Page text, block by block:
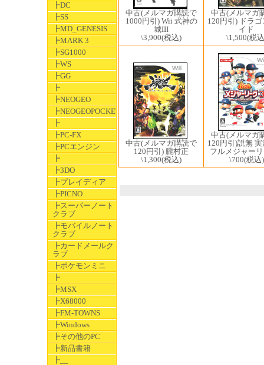
┣DC
┣SS
┣MD_GENESIS
┣MARK 3
┣SG1000
┣WS
┣GG
┣
┣NEOGEO
┣NEOGEOPOCKET
┣
┣PC-FX
┣PCエンジン
┣
┣3DO
┣プレイディア
┣PICNO
┣スーパーノート
クラブ
┣モバイルノート
クラブ
┣カードメールク
ラブ
┣ポケモンミニ
┣
┣MSX
┣X68000
┣FM-TOWNS
┣Windows
┣その他のPC
┣新品書籍
┣__
中古(メルマガ購読で
1000円引) Wii 式神の
城III
\3,900(税込)
中古(メルマガ
120円引) ドラ
イド
\1,500(税
中古(メルマガ購読で
120円引) 朧村正
\1,300(税込)
中古(メルマガ
120円引)説無
フルメジャー
\700(税込)